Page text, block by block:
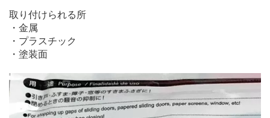
取り付けられる所
・金属
・プラスチック
・塗装面